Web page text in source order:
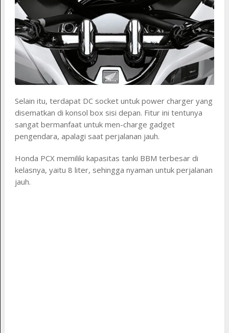
Selain itu, terdapat DC socket untuk power charger yang
disematkan di konsol box sisi depan. Fitur ini tentunya
sangat bermanfaat untuk men-charge gadget
pengendara, apalagi saat perjalanan jauh.
Honda PCX memiliki kapasitas tanki BBM terbesar di
kelasnya, yaitu 8 liter, sehingga nyaman untuk perjalanan
jauh.